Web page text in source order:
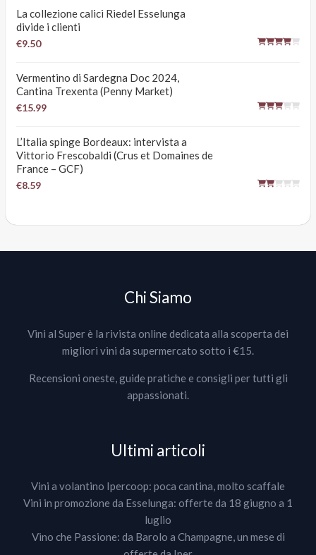
La collezione calici Riedel Esselunga
divide i clienti
€9.50
Vermentino di Sardegna Doc 2024,
Cantina Trexenta (Penny Market)
€15.99
L’Italia spinge Bordeaux: intervista a
Vittorio Frescobaldi (Crus et Domaines de
France – GCF)
€8.59
Chi Siamo
Vini al Super è la rivista online dedicata alla scoperta dei
migliori vini da supermercato sotto i €15.
Recensioni oneste, guide pratiche e consigli per tutti gli
appassionati.
Ultimi articoli
Vini a volantino Ipercoop: poca cantina, molto scaffale
Vini in promozione da Esselunga: offerte da 18 giugno a 1
luglio
Vino che Passione: da Barolo a Champagne, un mese di